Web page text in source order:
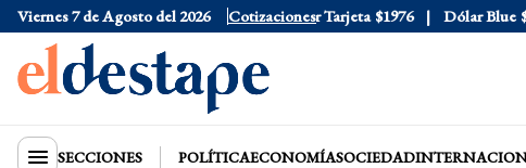
Viernes 7 de Agosto del 2026 Cotizaciones
Dólar Oficial $1520 Dólar Tarjeta $1976 Dólar Blue
SECCIONES POLÍTICAECONOMÍASOCIEDAD